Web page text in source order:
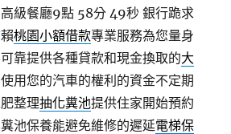
級餐廳9點 58分 49秒 銀行跪求
桃園小額借款專業服務為您量身
靠提供各種貸款和現金換取的大
用您的汽車的權利的資金不定期
整理抽化糞池提供住家開始預約
池保養能避免維修的遲延電梯保